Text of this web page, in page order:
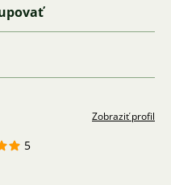
Zobraziť profil
5